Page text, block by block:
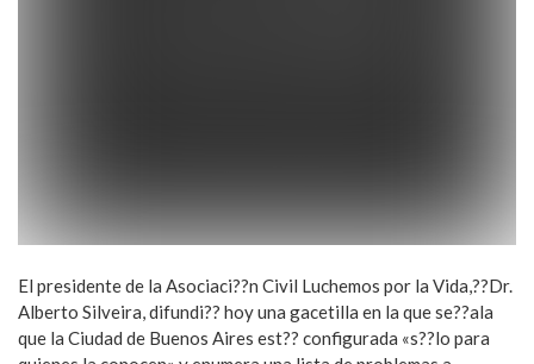
El presidente de la Asociaci??n Civil Luchemos por la Vida,??Dr.
Alberto Silveira, difundi?? hoy una gacetilla en la que se??ala
que la Ciudad de Buenos Aires est?? configurada «s??lo para